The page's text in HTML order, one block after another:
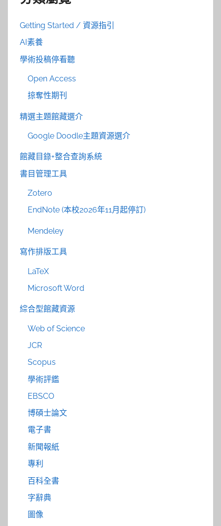
Getting Started / 資源指引
AI素養
學術投稿停看聽
Open Access
掠奪性期刊
精選主題館藏選介
Google Doodle主題資源選介
館藏目錄+整合查詢系統
書目管理工具
Zotero
EndNote (本校2026年11月起停訂)
Mendeley
寫作排版工具
LaTeX
Microsoft Word
綜合型館藏資源
Web of Science
JCR
Scopus
學術評鑑
EBSCO
博碩士論文
電子書
新聞報紙
專利
百科全書
字辭典
圖像